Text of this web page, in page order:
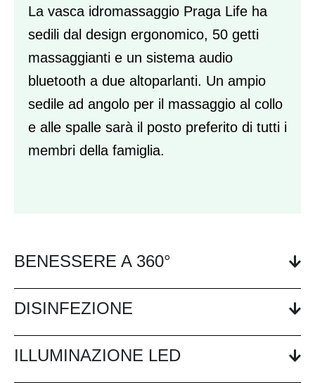
La vasca idromassaggio Praga Life ha
sedili dal design ergonomico, 50 getti
massaggianti e un sistema audio
bluetooth a due altoparlanti. Un ampio
sedile ad angolo per il massaggio al collo
e alle spalle sarà il posto preferito di tutti i
membri della famiglia.
BENESSERE A 360°
DISINFEZIONE
ILLUMINAZIONE LED